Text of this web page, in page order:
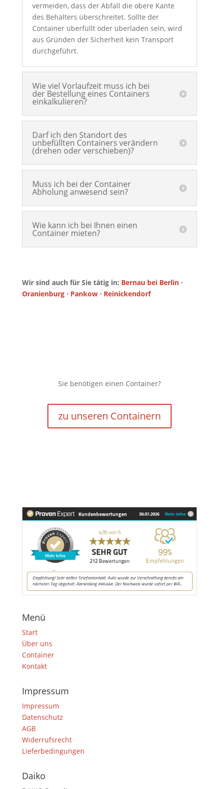
vermeiden, dass der Abfall die obere Kante
des Behälters überschreitet. Sollte der
Container überfüllt oder überladen sein, wird
aus Gründen der Sicherheit kein Transport
durchgeführt.
Wie viel Vorlaufzeit muss ich bei
der Bestellung eines Containers
einkalkulieren?
Darf ich den Standort des
unbefüllten Containers verändern
(drehen oder verschieben)?
Muss ich bei der Container
Abholung anwesend sein?
Wie kann ich bei Ihnen einen
Container mieten?
Wir sind auch für Sie tätig in: Bernau bei Berlin·
Oranienburg· Pankow· Reinickendorf
Sie benötigen einen Container?
zu unseren Containern
Menü
Start
Über uns
Container
Kontakt
Impressum
Impressum
Datenschutz
AGB
Widerrufsrecht
Lieferbedingungen
Daiko